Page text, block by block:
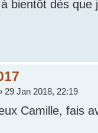
bientôt dés
29 Jan 2018, 22:19
Camille, fais